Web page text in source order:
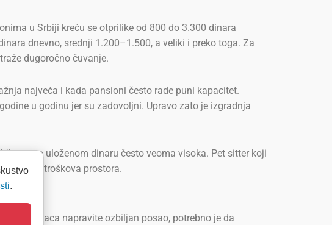
u Srbiji kreću se otprilike od 800 do 3.300 dinara
dnevno, srednji 1.200–1.500, a veliki i preko toga. Za
dugoročno čuvanje.
najveća i kada pansioni često rade puni kapacitet.
u godinu jer su zadovoljni. Upravo zato je izgradnja
po uloženom dinaru često veoma visoka. Pet sitter koji
ikakvih troškova prostora.
ljubimaca napravite ozbiljan posao, potrebno je da
.